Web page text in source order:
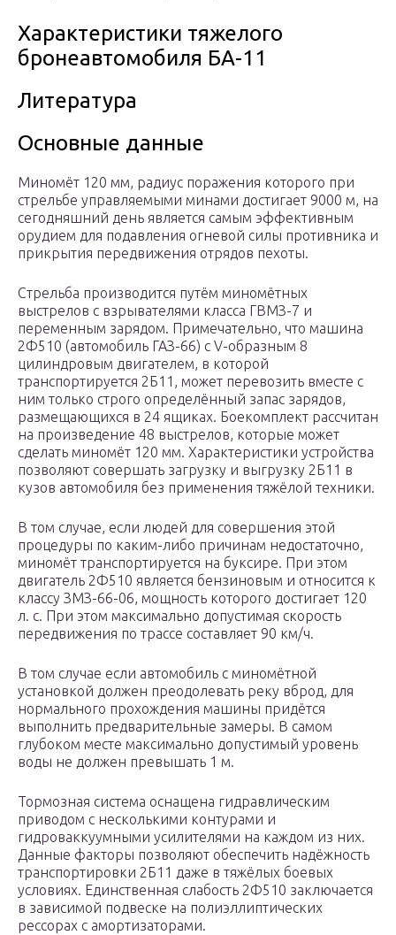
Характеристики тяжелого
бронеавтомобиля БА-11
Литература
Основные данные
Миномёт 120 мм, радиус поражения которого при
стрельбе управляемыми минами достигает 9000 м, на
сегодняшний день является самым эффективным
орудием для подавления огневой силы противника и
прикрытия передвижения отрядов пехоты.
Стрельба производится путём миномётных
выстрелов с взрывателями класса ГВМЗ-7 и
переменным зарядом. Примечательно, что машина
2Ф510 (автомобиль ГАЗ-66) с V-образным 8
цилиндровым двигателем, в которой
транспортируется 2Б11, может перевозить вместе с
ним только строго определённый запас зарядов,
размещающихся в 24 ящиках. Боекомплект рассчитан
на произведение 48 выстрелов, которые может
сделать миномёт 120 мм. Характеристики устройства
позволяют совершать загрузку и выгрузку 2Б11 в
кузов автомобиля без применения тяжёлой техники.
В том случае, если людей для совершения этой
процедуры по каким-либо причинам недостаточно,
миномёт транспортируется на буксире. При этом
двигатель 2Ф510 является бензиновым и относится к
классу ЗМЗ-66-06, мощность которого достигает 120
л. с. При этом максимально допустимая скорость
передвижения по трассе составляет 90 км/ч.
В том случае если автомобиль с миномётной
установкой должен преодолевать реку вброд, для
нормального прохождения машины придётся
выполнить предварительные замеры. В самом
глубоком месте максимально допустимый уровень
воды не должен превышать 1 м.
Тормозная система оснащена гидравлическим
приводом с несколькими контурами и
гидроваккуумными усилителями на каждом из них.
Данные факторы позволяют обеспечить надёжность
транспортировки 2Б11 даже в тяжёлых боевых
условиях. Единственная слабость 2Ф510 заключается
в зависимой подвеске на полиэллиптических
рессорах с амортизаторами.